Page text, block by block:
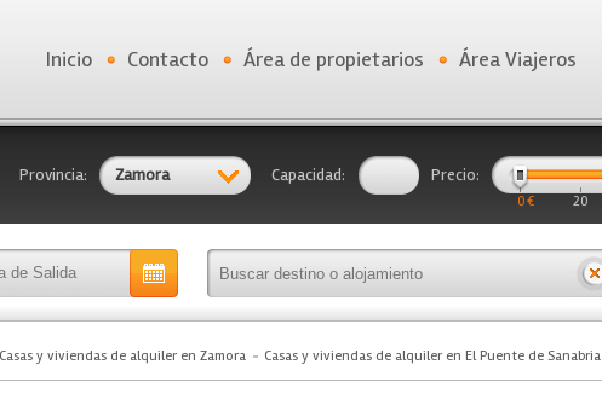
Inicio Contacto Área de propietarios Área Viajeros
Provincia: Zamora Capacidad: Precio:
0 € 20
Casas y viviendas de alquiler en Zamora Casas y viviendas de alquiler en El Puente de Sanabria